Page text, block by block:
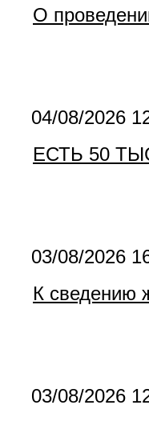
О
04/08/2026
ЕСТЬ 50
03/08/2026
К сведению
03/08/2026